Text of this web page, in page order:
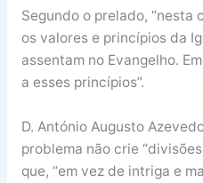
Segundo o prelado, “nesta
os valores e princípios da
assentam no Evangelho.
a esses princípios”.
D. António Augusto
problema não crie
que, “em vez de intriga e